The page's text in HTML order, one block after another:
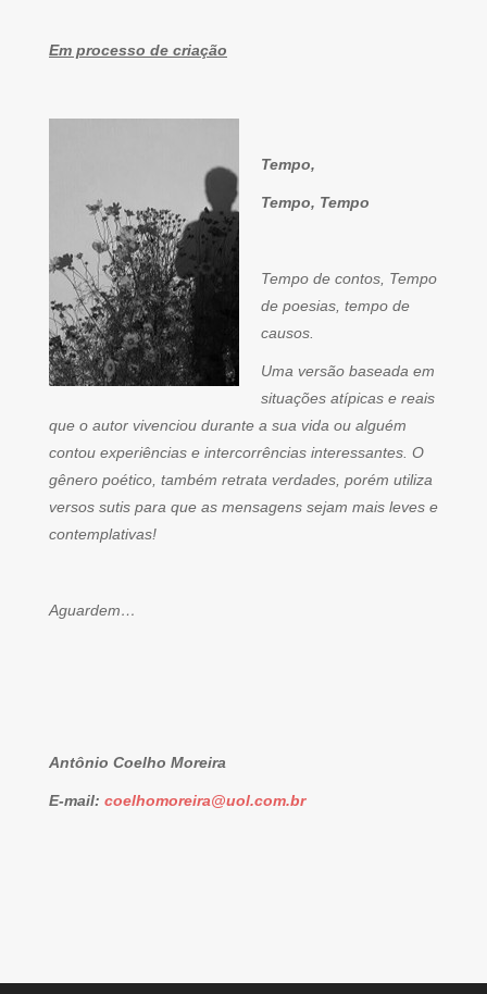
Em processo de criação
Tempo,
Tempo, Tempo
Tempo de contos, Tempo
de poesias, tempo de
causos.
Uma versão baseada em
situações atípicas e reais
que o autor vivenciou durante a sua vida ou alguém
contou experiências e intercorrências interessantes. O
gênero poético, também retrata verdades, porém utiliza
versos sutis para que as mensagens sejam mais leves e
contemplativas!
Aguardem…
Antônio Coelho Moreira
E-mail: coelhomoreira@uol.com.br